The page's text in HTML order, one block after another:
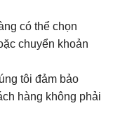
có thể chọn
chuyển khoản
tôi đảm bảo
hàng không phải